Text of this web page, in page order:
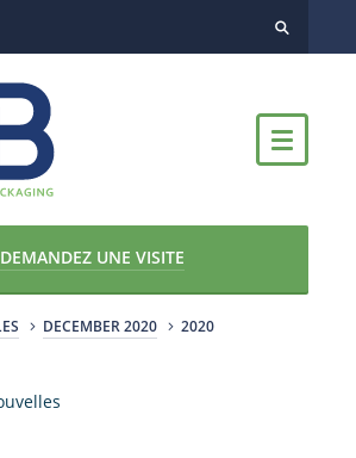
DEMANDEZ UNE VISITE
DECEMBER 2020 2020